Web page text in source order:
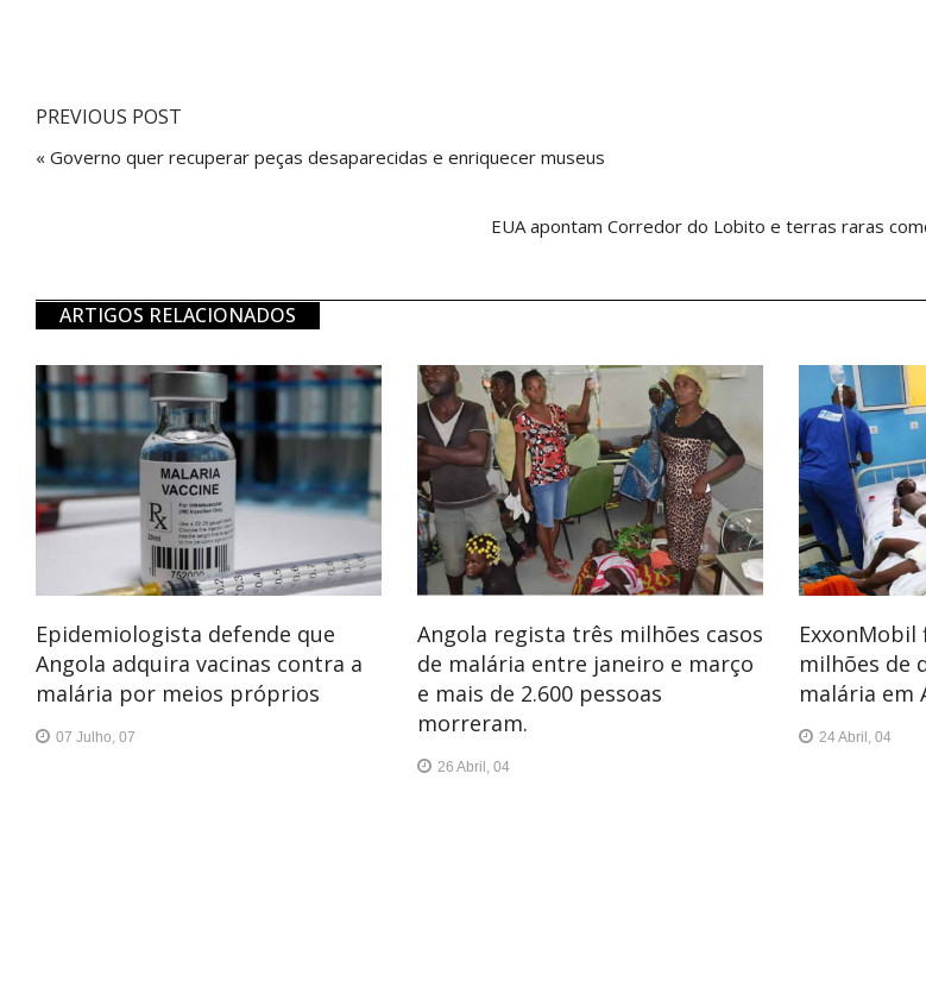
PREVIOUS POST
« Governo quer recuperar peças desaparecidas e enriquecer museus
EUA apontam Corredor do Lobito e terras raras
ARTIGOS RELACIONADOS
Epidemiologista defende que
Angola adquira vacinas contra a
malária por meios próprios
07 Julho, 07
Angola regista três milhões casos
de malária entre janeiro e março
e mais de 2.600 pessoas
morreram.
26 Abril, 04
ExxonMobil
milhões de
malária em
24 Abril, 04